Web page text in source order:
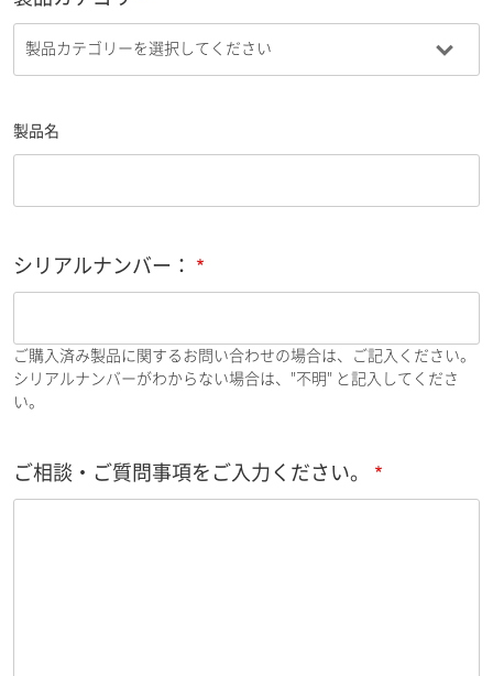
製品名
シリアルナンバー：
ご購入済み製品に関するお問い合わせの場合は、ご記入ください。
シリアルナンバーがわからない場合は、"不明" と記入してくださ
い。
ご相談・ご質問事項をご入力ください。